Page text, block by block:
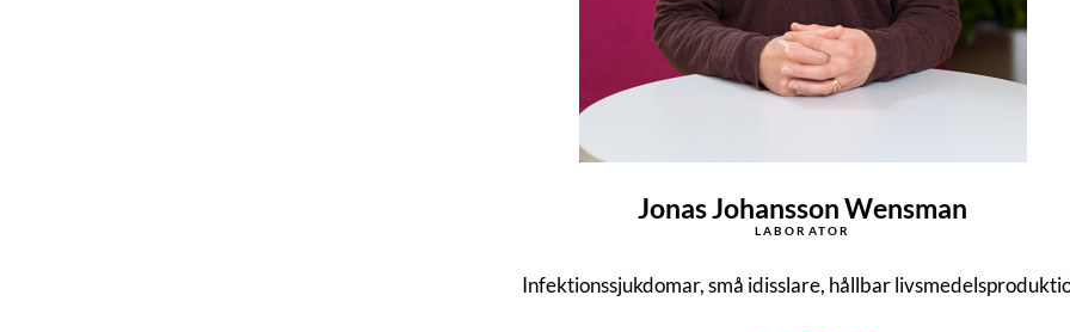
Jonas Johansson Wensman
LABORATOR
Infektionssjukdomar, små idisslare, hållbar